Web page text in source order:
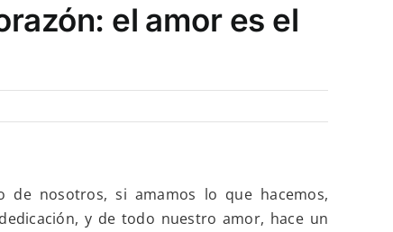
el amor es el
nosotros, si amamos lo que hacemos,
y de todo nuestro amor, hace un